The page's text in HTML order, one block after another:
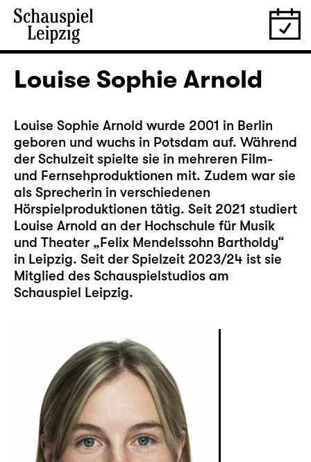
Louise Sophie Arnold
Louise Sophie Arnold wurde 2001 in Berlin
geboren und wuchs in Potsdam auf. Während
der Schulzeit spielte sie in mehreren Film-
und Fernsehproduktionen mit. Zudem war sie
als Sprecherin in verschiedenen
Hörspielproduktionen tätig. Seit 2021 studiert
Louise Arnold an der Hochschule für Musik
und Theater „Felix Mendelssohn Bartholdy“
in Leipzig. Seit der Spielzeit 2023/24 ist sie
Mitglied des Schauspielstudios am
Schauspiel Leipzig.